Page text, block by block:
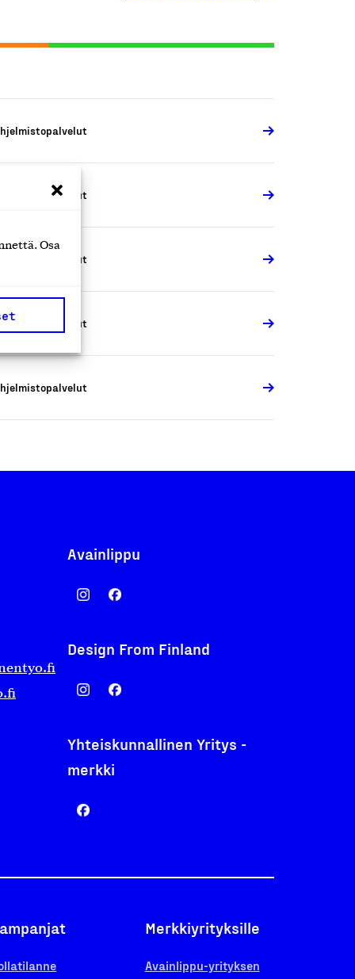
Osa
Ohjelmistopalvelut
Ohjelmistopalvelut
Avainlippu
Design From Finland
Yhteiskunnallinen Yritys -
merkki
Merkkiyrityksille
Avainlippu-yrityksen